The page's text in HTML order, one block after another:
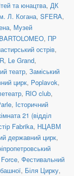
та юнацтва, ДК
Л. Когана, SFERA,
, Музей
, ПР
острів,
, Le Grand,
театр, Заміський
цирк, Poplavok,
, RIO club,
, Історичний
21 (відділ
Fabrika, НЦАВМ
державний цирк,
, Фестивальний
, Біля Цирку,